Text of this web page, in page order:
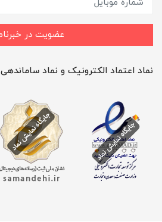
عضویت در
نماد اعتماد الکترونیک و نماد ساماندهی